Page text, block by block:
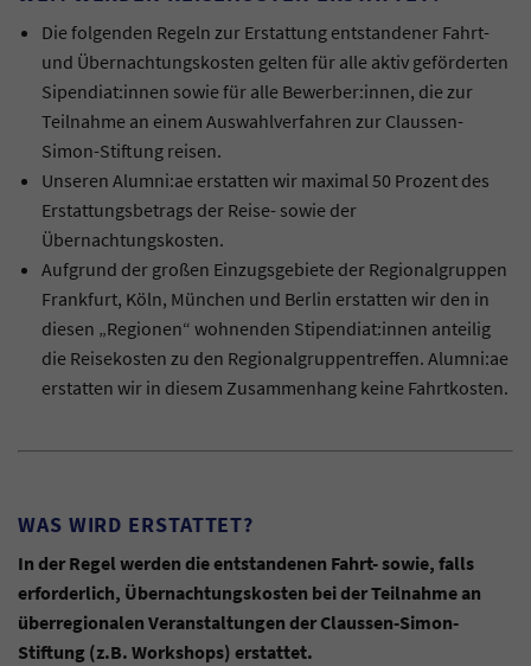
Die folgenden Regeln zur Erstattung entstandener Fahrt-
und Übernachtungskosten gelten für alle aktiv geförderten
Sipendiat:innen sowie für alle Bewerber:innen, die zur
Teilnahme an einem Auswahlverfahren zur Claussen-
Simon-Stiftung reisen.
Unseren Alumni:ae erstatten wir maximal 50 Prozent des
Erstattungsbetrags der Reise- sowie der
Übernachtungskosten.
Aufgrund der großen Einzugsgebiete der Regionalgruppen
Frankfurt, Köln, München und Berlin erstatten wir den in
diesen „Regionen“ wohnenden Stipendiat:innen anteilig
die Reisekosten zu den Regionalgruppentreffen. Alumni:ae
erstatten wir in diesem Zusammenhang keine Fahrtkosten.
WAS WIRD ERSTATTET?
In der Regel werden die entstandenen Fahrt- sowie, falls
erforderlich, Übernachtungskosten bei der Teilnahme an
überregionalen Veranstaltungen der Claussen-Simon-
Stiftung (z.B. Workshops) erstattet.